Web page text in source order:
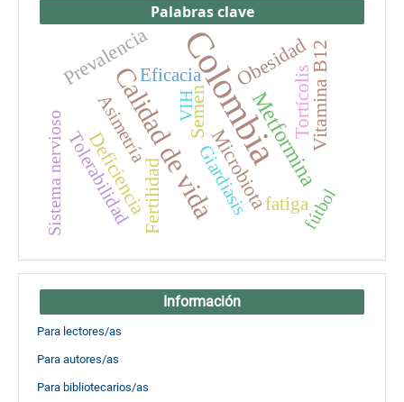
Palabras clave
Colombia
Calidad de vida Metformina
Microbiota
Obesidad
Semen
Fertilidad
Prevalencia Vitamina B12
Deficiencia fatiga
Giardiasis
Eficacia
Tolerabilidad
Tortícolis
Asimetría VIH
fútbol
Sistema nervioso
Información
Para lectores/as
Para autores/as
Para bibliotecarios/as